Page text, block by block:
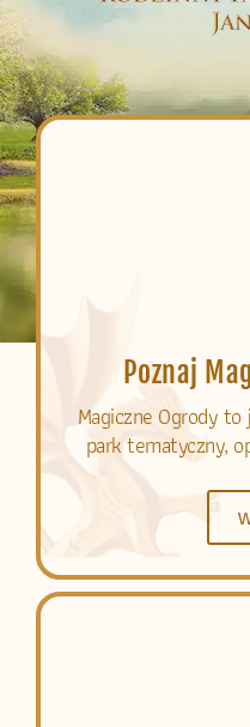
Poznaj
Magiczne Ogrody
park tematyczny,